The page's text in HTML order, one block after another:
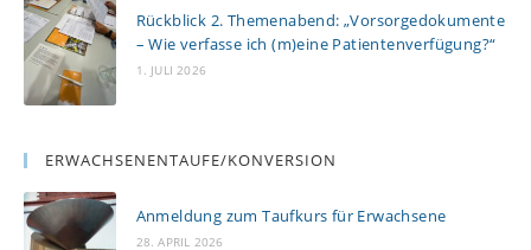
Rückblick 2. Themenabend: „Vorsorgedokumente
– Wie verfasse ich (m)eine Patientenverfügung?“
1. JULI 2026
ERWACHSENENTAUFE/KONVERSION
Anmeldung zum Taufkurs für Erwachsene
28. APRIL 2026